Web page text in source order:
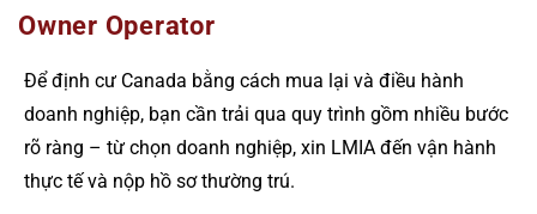
Owner Operator
Để định cư Canada bằng cách mua lại và điều hành
doanh nghiệp, bạn cần trải qua quy trình gồm nhiều bước
rõ ràng – từ chọn doanh nghiệp, xin LMIA đến vận hành
thực tế và nộp hồ sơ thường trú.